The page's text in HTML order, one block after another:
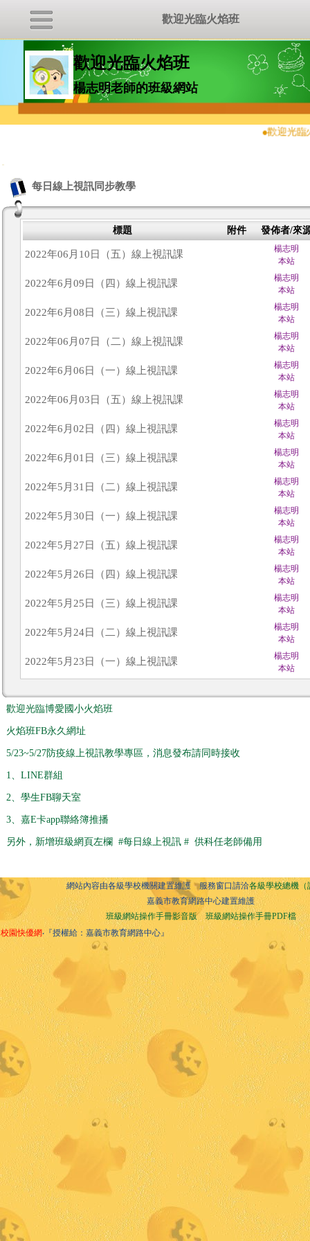
歡迎光臨火焰班
楊志明老師的班級網站
●歡迎光臨
:::
每日線上視訊同步教學
標題 附件 發佈者/來
2022年06月10日（五）線上視訊課
楊志明
本站
2022年6月09日（四）線上視訊課
楊志明
本站
2022年6月08日（三）線上視訊課
楊志明
本站
2022年06月07日（二）線上視訊課
楊志明
本站
2022年6月06日（一）線上視訊課
楊志明
本站
2022年06月03日（五）線上視訊課
楊志明
本站
2022年6月02日（四）線上視訊課
楊志明
本站
2022年6月01日（三）線上視訊課
楊志明
本站
2022年5月31日（二）線上視訊課
楊志明
本站
2022年5月30日（一）線上視訊課
楊志明
本站
2022年5月27日（五）線上視訊課
楊志明
本站
2022年5月26日（四）線上視訊課
楊志明
本站
2022年5月25日（三）線上視訊課
楊志明
本站
2022年5月24日（二）線上視訊課
楊志明
本站
2022年5月23日（一）線上視訊課
楊志明
本站
歡迎光臨博愛國小火焰班
火焰班FB永久網址
5/23~5/27防疫線上視訊教學專區，消息發布請同時接收
1、LINE群組
2、學生FB聊天室
3、嘉E卡app聯絡簿推播
另外，新增班級網頁左欄 #每日線上視訊 # 供科任老師備用
網站內容由各級學校機關建置維護 服務窗口請洽各級學校總機（
嘉義市教育網路中心建置維護
班級網站操作手冊影音版
班級網站操作手冊PDF檔
校園快優網‧『授權給：嘉義市教育網路中心』
歡迎光臨火焰班